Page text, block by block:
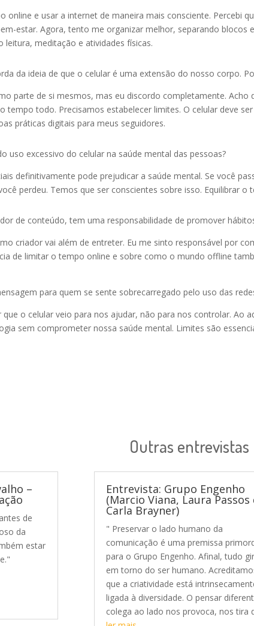
online e usar a internet de maneira mais consciente. Percebi
estar. Agora, tento me organizar melhor, separando blocos
meditação e atividades físicas.
da ideia de que o celular é uma extensão do nosso corpo.
parte de si mesmos, mas eu discordo completamente.
tempo todo. Precisamos estabelecer limites. O celular deve
práticas digitais para meus seguidores.
uso excessivo do celular na saúde mental das pessoas?
definitivamente pode prejudicar a saúde mental. Se você
perdeu. Temos que ser conscientes sobre isso. Equilibrar
de conteúdo, tem uma responsabilidade de promover
criador vai além de entreter. Eu me sinto responsável por
de limitar o tempo online e sobre como o mundo offline
para quem se sente sobrecarregado pelo uso das
que o celular veio para nos ajudar, não para nos controlar. Ao
sem comprometer nossa saúde mental. Limites são
Outras entrevistas
–
de
da
estar
Entrevista: Grupo Engenho
(Marcio Viana, Laura Passos
Carla Brayner)
" Preservar o lado humano da
comunicação é uma premissa
para o Grupo Engenho. Afinal, tudo
em torno do ser humano.
que a criatividade está
ligada à diversidade. O pensar
colega ao lado nos provoca, nos tira